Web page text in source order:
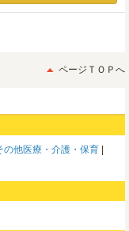
ページＴＯＰへ
の他医療・介護・保育